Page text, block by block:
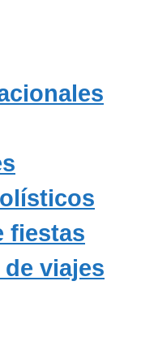
fiestas
viajes